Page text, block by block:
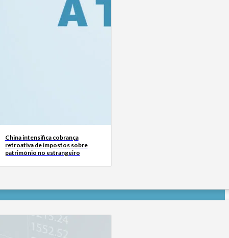
China intensifica cobrança
retroativa de impostos sobre
património no estrangeiro